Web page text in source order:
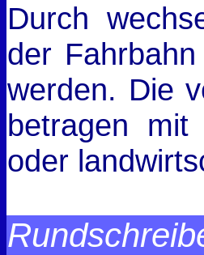
Durch
der
werden. Die
betragen mit
oder